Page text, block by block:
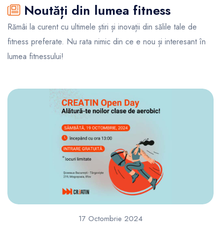
Noutăți din lumea fitness
Rămâi la curent cu ultimele știri și inovații din sălile tale de
fitness preferate. Nu rata nimic din ce e nou și interesant în
lumea fitnessului!
17 Octombrie 2024